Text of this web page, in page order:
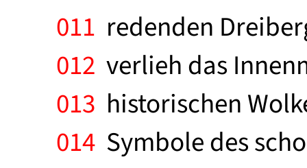
011 redenden
012 verlieh das
013 historischen
014 Symbole des